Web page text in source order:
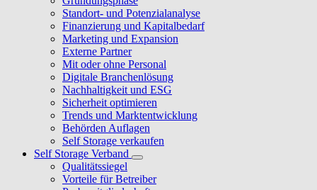
Standort- und Potenzialanalyse
Finanzierung und Kapitalbedarf
Marketing und Expansion
Externe Partner
Mit oder ohne Personal
Digitale Branchenlösung
Nachhaltigkeit und ESG
Sicherheit optimieren
Trends und Marktentwicklung
Behörden Auflagen
Self Storage verkaufen
Self Storage Verband
Qualitätssiegel
Vorteile für Betreiber